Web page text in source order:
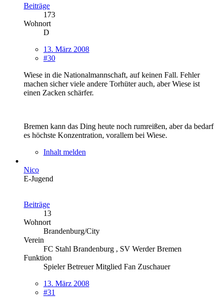
Beiträge
173
Wohnort
D
13. März 2008
#30
Wiese in die Nationalmannschaft, auf keinen Fall. Fehler
machen sicher viele andere Torhüter auch, aber Wiese ist
einen Zacken schärfer.
Bremen kann das Ding heute noch rumreißen, aber da bedarf
es höchste Konzentration, vorallem bei Wiese.
Inhalt melden
Nico
E-Jugend
Beiträge
13
Wohnort
Brandenburg/City
Verein
FC Stahl Brandenburg , SV Werder Bremen
Funktion
Spieler Betreuer Mitglied Fan Zuschauer
13. März 2008
#31